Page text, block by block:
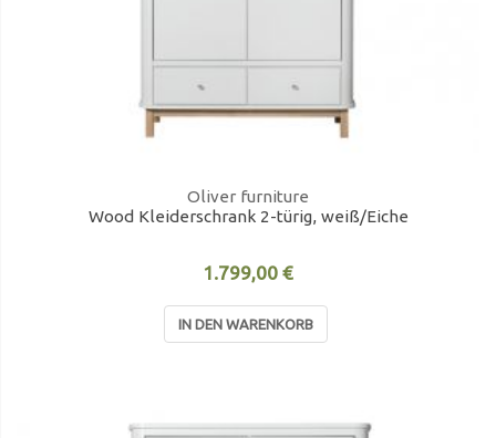
Oliver furniture
Wood Kleiderschrank 2-türig, weiß/Eiche
1.799,00 €
IN DEN WARENKORB